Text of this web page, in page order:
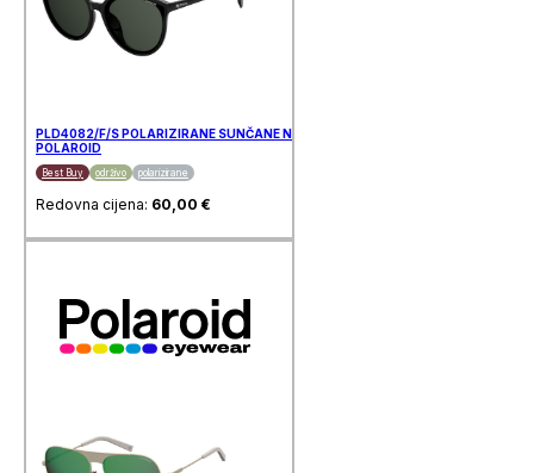
PLD4082/F/S POLARIZIRANE SUNČANE NAOČALE
POLAROID
Best Buy održivo polarizirane
Redovna cijena: 60,00 €